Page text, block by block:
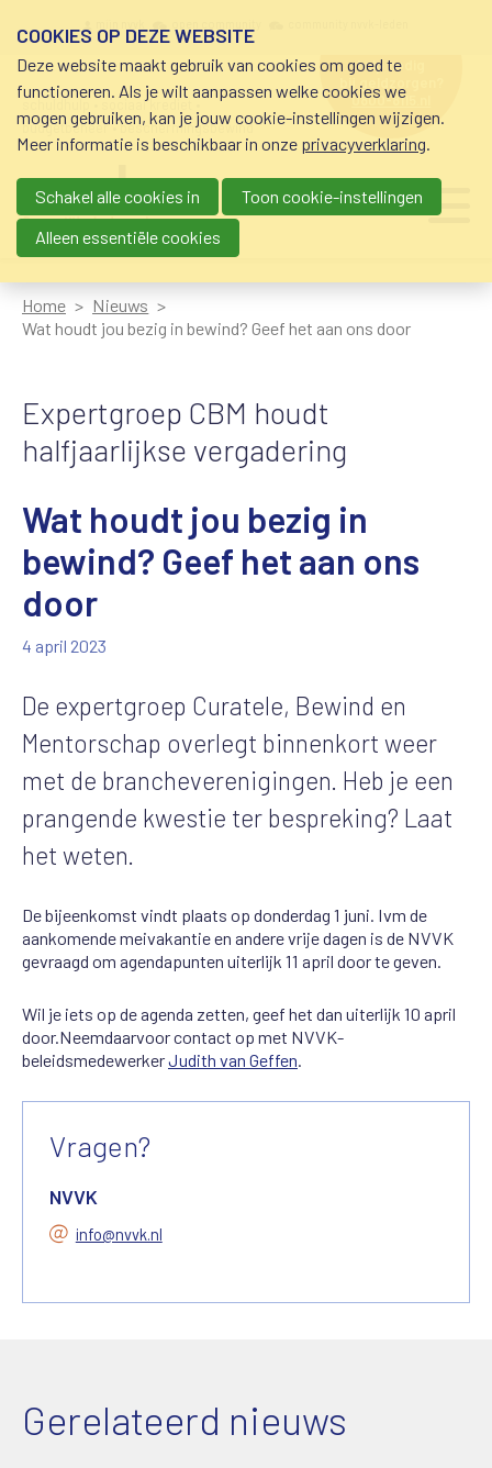
schuldhulp • sociaal krediet •
budgetbeheer • beschermingsbewind
hulp nodig
bij geldzorgen?
0800-8115.nl
Main navigation
Home
Nieuws
Wat houdt jou bezig in bewind? Geef het aan ons door
Expertgroep CBM houdt
halfjaarlijkse vergadering
Wat houdt jou bezig in
bewind? Geef het aan ons
door
4 april 2023
De expertgroep Curatele, Bewind en
Mentorschap overlegt binnenkort weer
met de brancheverenigingen. Heb je een
prangende kwestie ter bespreking? Laat
het weten.
De bijeenkomst vindt plaats op donderdag 1 juni. Ivm de
aankomende meivakantie en andere vrije dagen is de NVVK
gevraagd om agendapunten uiterlijk 11 april door te geven.
Wil je iets op de agenda zetten, geef het dan uiterlijk 10 april
door.Neemdaarvoor contact op met NVVK-
beleidsmedewerkerJudith van Geffen
Vragen?
NVVK
info@nvvk.nl
Gerelateerd nieuws
COOKIES OP DEZE WEBSITE
Deze website maakt gebruik van cookies om goed te
functioneren. Als je wilt aanpassen welke cookies we
mogen gebruiken, kan je jouw cookie-instellingen wijzigen.
Meer informatie is beschikbaar in onze privacyverklaring.
Schakel alle cookies in
Toon cookie-instellingen
Alleen essentiële cookies